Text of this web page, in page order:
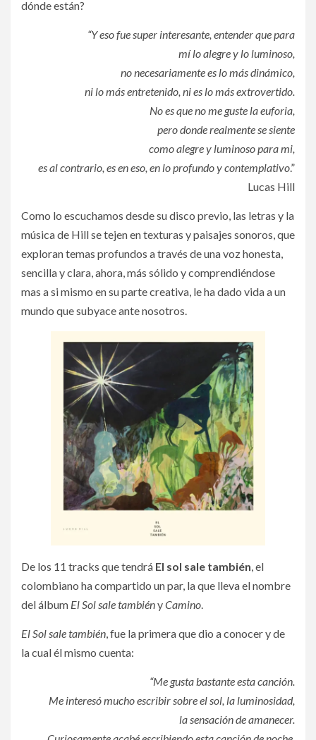
dónde están?
“Y eso fue super interesante, entender que para
mí lo alegre y lo luminoso,
no necesariamente es lo más dinámico,
ni lo más entretenido, ni es lo más extrovertido.
No es que no me guste la euforia,
pero donde realmente se siente
como alegre y luminoso para mi,
es al contrario, es en eso, en lo profundo y contemplativo.”
Lucas Hill
Como lo escuchamos desde su disco previo, las letras y la
música de Hill se tejen en texturas y paisajes sonoros, que
exploran temas profundos a través de una voz honesta,
sencilla y clara, ahora, más sólido y comprendiéndose
mas a si mismo en su parte creativa, le ha dado vida a un
mundo que subyace ante nosotros.
De los 11 tracks que tendrá El sol sale también, el
colombiano ha compartido un par, la que lleva el nombre
del álbum El Sol sale tambiényCamino.
El Sol sale también, fue la primera que dio a conocer y de
la cual él mismo cuenta:
“Me gusta bastante esta canción.
Me interesó mucho escribir sobre el sol, la luminosidad,
la sensación de amanecer.